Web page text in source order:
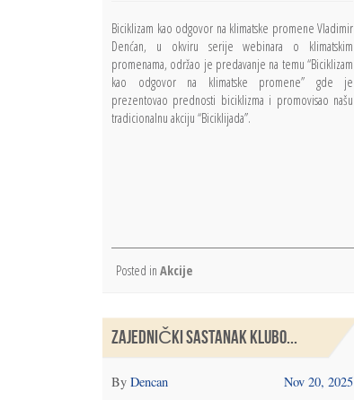
Biciklizam kao odgovor na klimatske promene Vladimir
Denćan, u okviru serije webinara o klimatskim
promenama, održao je predavanje na temu “Biciklizam
kao odgovor na klimatske promene” gde je
prezentovao prednosti biciklizma i promovisao našu
tradicionalnu akciju “Biciklijada”.
Posted in Akcije
ZAJEDNIČKI SASTANAK KLUBO...
By Dencan Nov 20, 2025